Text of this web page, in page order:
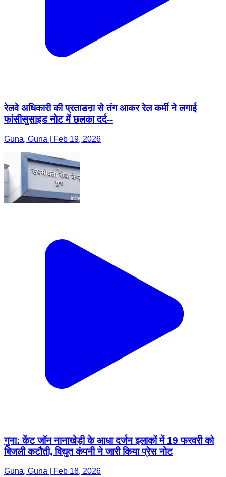
रेलवे अधिकारी की प्रताडऩा से तंग आकर रेल कर्मी ने लगाई
फांसीसुसाइड नोट में छलका दर्द--
गुना: केंट जॉन नानाखेड़ी के आधा दर्जन इलाकों में 19 फरवरी को